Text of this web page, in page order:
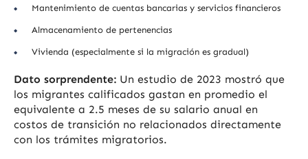
Mantenimiento de cuentas bancarias y servicios financieros
Almacenamiento de pertenencias
Vivienda (especialmente si la migración es gradual)
Dato sorprendente: Un estudio de 2023 mostró que
los migrantes calificados gastan en promedio el
equivalente a 2.5 meses de su salario anual en
costos de transición no relacionados directamente
con los trámites migratorios.